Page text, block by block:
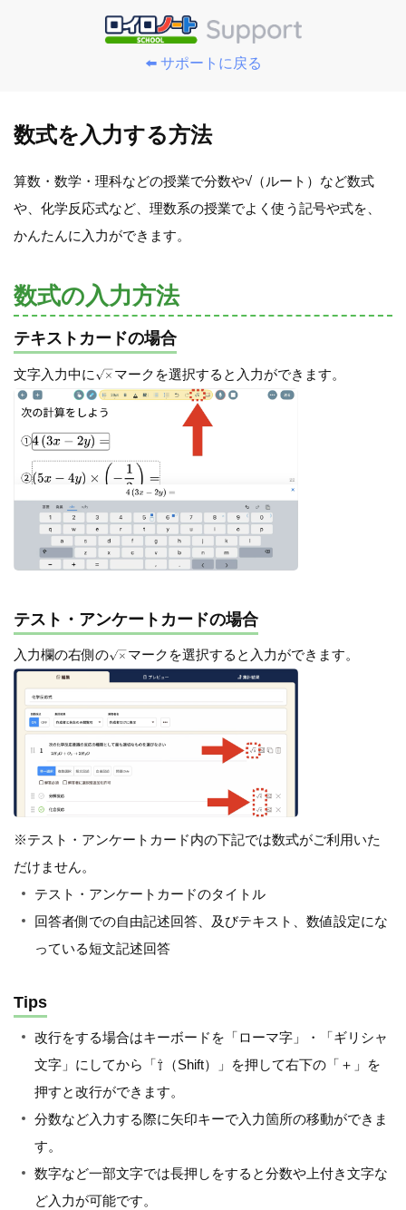
⬅️ サポートに戻る
数式を入力する方法
算数・数学・理科などの授業で分数や√（ルート）など数式
や、化学反応式など、理数系の授業でよく使う記号や式を、
かんたんに入力ができます。
数式の入力方法
テキストカードの場合
文字入力中に マークを選択すると入力ができます。
テスト・アンケートカードの場合
入力欄の右側の マークを選択すると入力ができます。
※テスト・アンケートカード内の下記では数式がご利用いた
だけません。
テスト・アンケートカードのタイトル
回答者側での自由記述回答、及びテキスト、数値設定にな
っている短文記述回答
Tips
改行をする場合はキーボードを「ローマ字」・「ギリシャ
文字」にしてから「⇧（Shift）」を押して右下の「＋」を
押すと改行ができます。
分数など入力する際に矢印キーで入力箇所の移動ができま
す。
数字など一部文字では長押しをすると分数や上付き文字な
ど入力が可能です。